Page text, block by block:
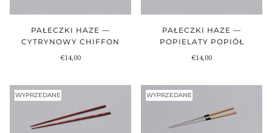
PAŁECZKI HAZE —
CYTRYNOWY CHIFFON
€14,00
PAŁECZKI HAZE —
POPIELATY POPIÓŁ
€14,00
WYPRZEDANE WYPRZEDANE